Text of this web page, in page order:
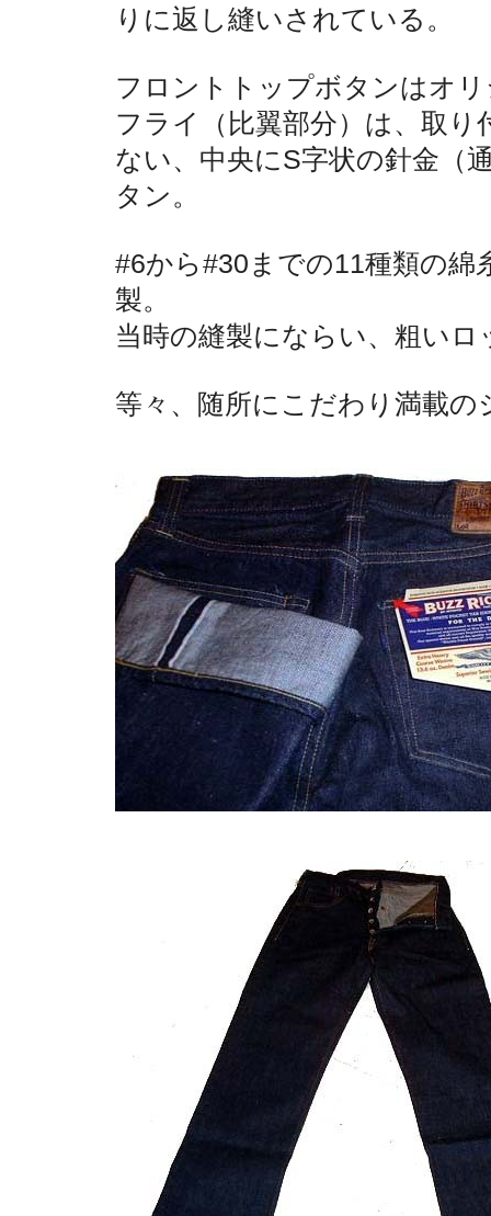
りに返し縫いされている。
フロントトップボタンはオ
フライ（比翼部分）は、取
ない、中央にS字状の針金（
タン。
#6から#30までの11種類の綿
製。
当時の縫製にならい、粗い
等々、随所にこだわり満載の